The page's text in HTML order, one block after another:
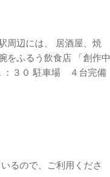
周辺には、 居酒屋、焼
をふるう飲食店 「創作中
：３０ 駐車場 ４台完備
るので、ご利用くださ